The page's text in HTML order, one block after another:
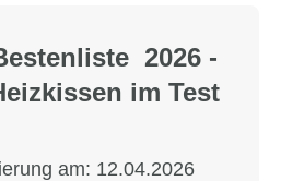
2026 -
im Test
am: 12.04.2026